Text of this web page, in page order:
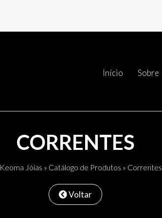
Início Sobre
CORRENTES
Keoma Jóias » Catálogo de Produtos » Correntes
Voltar